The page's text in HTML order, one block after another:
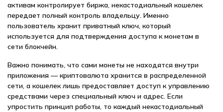
активам контролирует биржа, некастодиальный кошелек
передает полный контроль владельцу. Именно
пользователь хранит приватный ключ, который
используется для подтверждения доступа к монетам в
сети блокчейн.
Важно понимать, что сами монеты не находятся внутри
приложения — криптовалюта хранится в распределенной
сети, а кошелек лишь предоставляет доступ к управлению
средствами через специальный ключ и адрес. Если
упростить принцип работы, то каждый некастодиальный